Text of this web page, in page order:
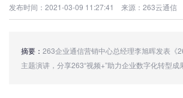
发布时间：2021-03-09 11:27:41 来源：263云通信
摘要： 263企业通信营销中心总经理李旭晖发表《
主题演讲，分享263“视频+”助力企业数字化转型成